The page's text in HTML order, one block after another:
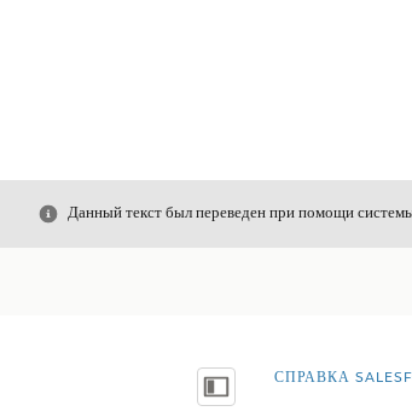
Закрыть
Данный текст был переведен при помощи
Показать содержание
Вы находитесь
СПРАВКА